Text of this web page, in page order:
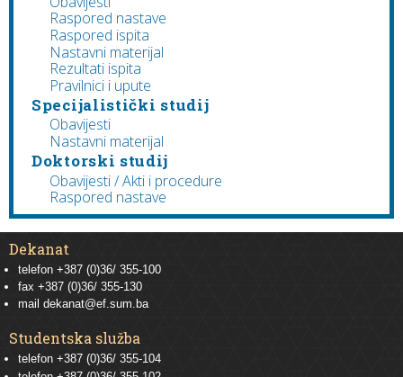
Raspored nastave
Raspored ispita
Nastavni materijal
Rezultati ispita
Pravilnici i upute
Specijalistički studij
Obavijesti
Nastavni materijal
Doktorski studij
Obavijesti / Akti i procedure
Raspored nastave
Dekanat
telefon +387 (0)36/ 355-100
fax +387 (0)36/ 355-130
mail dekanat@ef.sum.ba
Studentska služba
telefon +387 (0)36/ 355-104